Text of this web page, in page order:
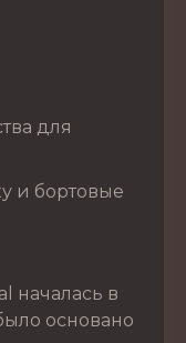
для
и бортовые
началась в
основано